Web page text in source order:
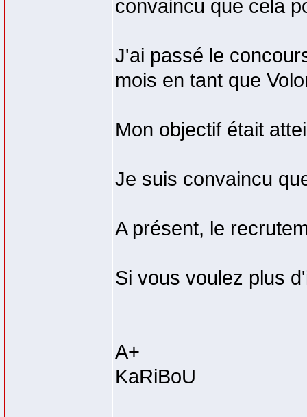
convaincu que cela
J'ai passé le
mois en tant que
Mon objectif était
Je suis convaincu
A présent, le
Si vous voulez plus
A+
KaRiBoU